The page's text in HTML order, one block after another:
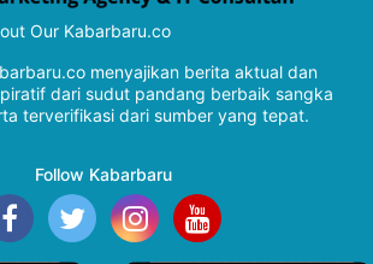
Our Kabarbaru.co
menyajikan berita aktual dan
dari sudut pandang berbaik sangka
terverifikasi dari sumber yang tepat.
Follow Kabarbaru